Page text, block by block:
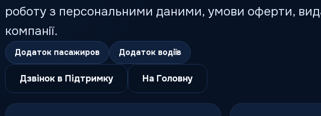
роботу з персональними даними, умови оферти,
компанії.
Додаток пасажиров Додаток водіїв
Дзвінок в Підтримку На Головну